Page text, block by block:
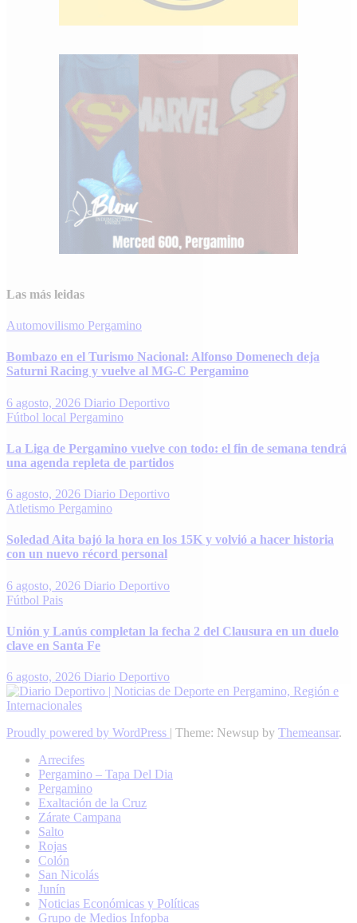
Las más leidas
Automovilismo Pergamino
Bombazo en el Turismo Nacional: Alfonso Domenech deja
Saturni Racing y vuelve al MG-C Pergamino
6 agosto, 2026 Diario Deportivo
Fútbol local Pergamino
La Liga de Pergamino vuelve con todo: el fin de semana tendrá
una agenda repleta de partidos
6 agosto, 2026 Diario Deportivo
Atletismo Pergamino
Soledad Aita bajó la hora en los 15K y volvió a hacer historia
con un nuevo récord personal
6 agosto, 2026 Diario Deportivo
Fútbol Pais
Unión y Lanús completan la fecha 2 del Clausura en un duelo
clave en Santa Fe
6 agosto, 2026 Diario Deportivo
Proudly powered by WordPress | Theme: Newsup by Themeansar.
Arrecifes
Pergamino – Tapa Del Dia
Pergamino
Exaltación de la Cruz
Zárate Campana
Salto
Rojas
Colón
San Nicolás
Junín
Noticias Económicas y Políticas
Grupo de Medios Infopba